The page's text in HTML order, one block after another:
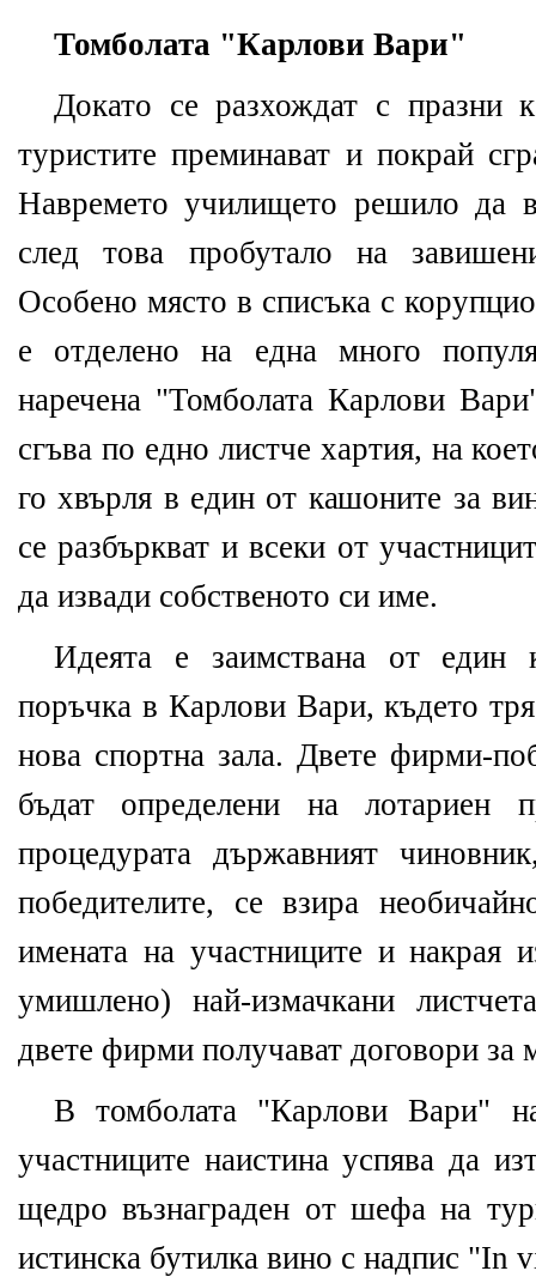
Томболата "Карлови Вари"
Докато се разхождат с празни
туристите преминават и покрай
Навремето училището решило да
след това пробутало на
Особено място в списъка с
е отделено на една много
наречена "Томболата Карлови
сгъва по едно листче хартия, на
го хвърля в един от кашоните за
се разбъркват и всеки от
да извади собственото си име.
Идеята е заимствана от един
поръчка в Карлови Вари, където
нова спортна зала. Двете фирми-
бъдат определени на
процедурата държавният
победителите, се взира
имената на участниците и накрая
умишлено) най-измачкани
двете фирми получават договори за
В томболата "Карлови Вари"
участниците наистина успява да
щедро възнаграден от шефа на
истинска бутилка вино с надпис "In